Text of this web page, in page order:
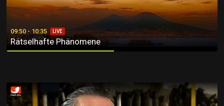
09:50 - 10:35 LIVE
Rätselhafte Phänomene
Steel Buddies - Stahlharte Geschäfte